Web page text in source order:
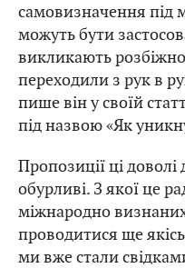
самовизначення під
можуть бути
викликають
переходили з рук в
пише він у своїй
під назвою «Як
Пропозиції ці доволі
обурливі. З якої це
міжнародно
проводитися ще
ми вже стали